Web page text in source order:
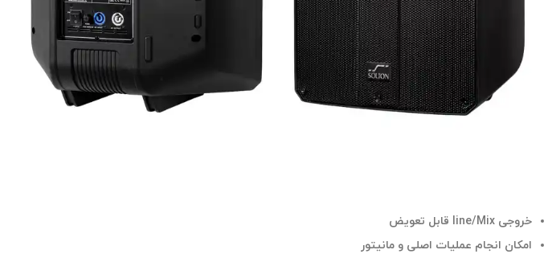
خروجی line/Mix قابل تعویض
امکان انجام عملیات اصلی و مانیتور